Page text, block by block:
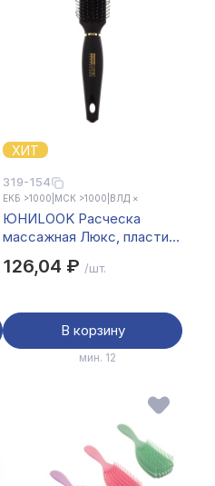
ХИТ
319-154
ЕКБ >1000 МСК >1000 ВЛД ×
ЮНИLOOK Расческа
массажная Люкс, пластик,
126,04 ₽ /шт.
В корзину
мин. 12